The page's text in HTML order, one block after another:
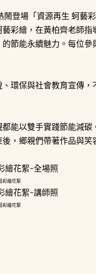
登場「資源再生 蚵藝
彩繪，在黃柏齊老師指
節能永續魅力。每位參
環保與社會教育宣傳，
能以雙手實踐節能減碳
，鄉親們帶著作品與笑
彩繪花絮
彩繪花絮